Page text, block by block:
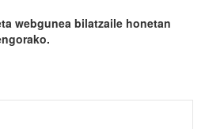
webgunea bilatzaile honetan